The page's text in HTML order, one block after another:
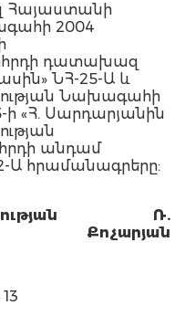
Հայաստանի
2004
դատախազ
ՆՀ-25-Ա և
Նախագահի
«Հ. Սարդարյանին
անդամ
Ա հրամանագրերը:
Ռ.
Քոչարյան